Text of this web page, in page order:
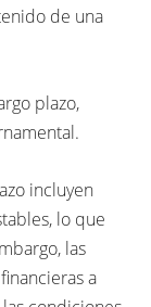
de una
plazo,
incluyen
lo que
las
a